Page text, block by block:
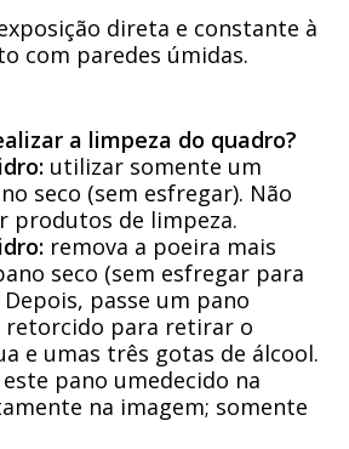
direta e constante à
com paredes úmidas.
a limpeza do quadro?
utilizar somente um
seco (sem esfregar). Não
produtos de limpeza.
remova a poeira mais
seco (sem esfregar para
passe um pano
retorcido para retirar o
e umas três gotas de álcool.
pano umedecido na
na imagem; somente